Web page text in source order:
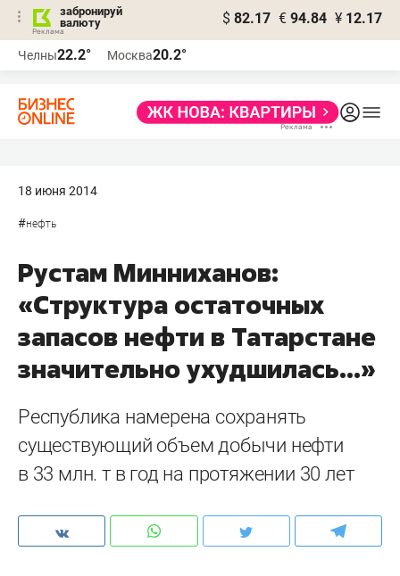
забронируй
валюту
$ 82.17 € 94.84 ¥ 12.17
Челны22.2° Москва20.2°
18 июня 2014
#нефть
Рустам Минниханов:
«Структура остаточных
запасов нефти в Татарстане
значительно ухудшилась...»
Республика намерена сохранять
существующий объем добычи нефти
в 33 млн. т в год на протяжении 30 лет